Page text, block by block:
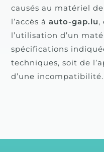
causés au matériel
l’accès àauto-gap.lu,
l’utilisation d’un
spécifications
techniques, soit de
d’une incompatibilité.